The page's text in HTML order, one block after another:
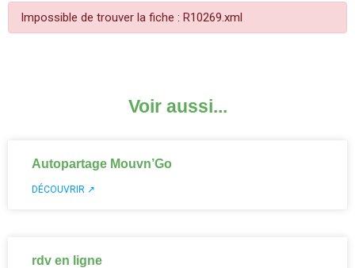
Impossible de trouver la fiche : R10269.xml
Voir aussi...
Autopartage Mouvn’Go
DÉCOUVRIR ↗
rdv en ligne